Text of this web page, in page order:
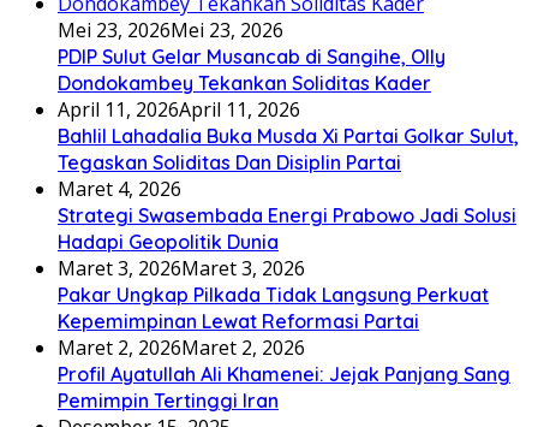
Mei 23, 2026Mei 23, 2026
PDIP Sulut Gelar Musancab di Sangihe, Olly
Dondokambey Tekankan Soliditas Kader
April 11, 2026April 11, 2026
Bahlil Lahadalia Buka Musda Xi Partai Golkar Sulut,
Tegaskan Soliditas Dan Disiplin Partai
Maret 4, 2026
Strategi Swasembada Energi Prabowo Jadi Solusi
Hadapi Geopolitik Dunia
Maret 3, 2026Maret 3, 2026
Pakar Ungkap Pilkada Tidak Langsung Perkuat
Kepemimpinan Lewat Reformasi Partai
Maret 2, 2026Maret 2, 2026
Profil Ayatullah Ali Khamenei: Jejak Panjang Sang
Pemimpin Tertinggi Iran